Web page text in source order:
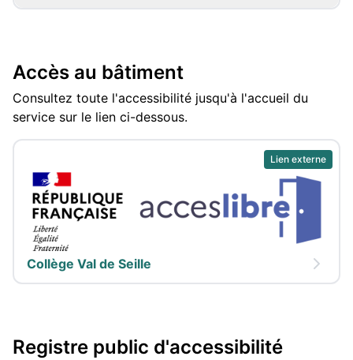
Accès au bâtiment
Consultez toute l'accessibilité jusqu'à l'accueil du
service sur le lien ci-dessous.
Lien externe
Collège Val de Seille
Registre public d'accessibilité